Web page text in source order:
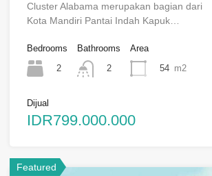
Cluster Alabama merupakan bagian dari
Kota Mandiri Pantai Indah Kapuk…
Bedrooms
2
Bathrooms
2
Area
54 m2
Dijual
IDR799.000.000
Featured